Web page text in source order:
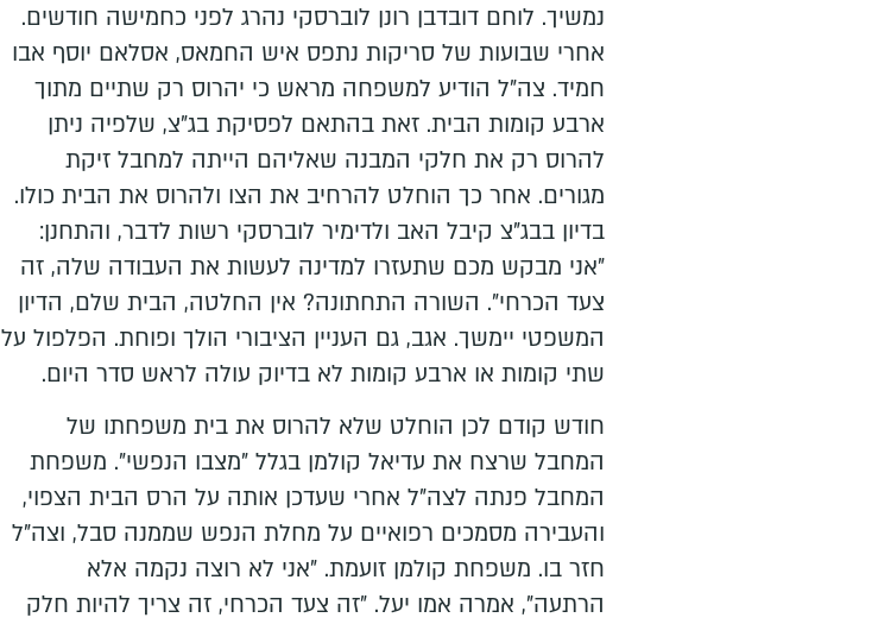
נמשיך. לוחם דובדבן רונן לוברסקי נהרג לפני כחמישה חודשים.
אחרי שבועות של סריקות נתפס איש החמאס, אסלאם יוסף אבו
חמיד. צה"ל הודיע למשפחה מראש כי יהרוס רק שתיים מתוך
ארבע קומות הבית. זאת בהתאם לפסיקת בג"צ, שלפיה ניתן
להרוס רק את חלקי המבנה שאליהם הייתה למחבל זיקת
מגורים. אחר כך הוחלט להרחיב את הצו ולהרוס את הבית כולו.
בדיון בבג"צ קיבל האב ולדימיר לוברסקי רשות לדבר, והתחנן:
"אני מבקש מכם שתעזרו למדינה לעשות את העבודה שלה, זה
צעד הכרחי". השורה התחתונה? אין החלטה, הבית שלם, הדיון
המשפטי יימשך. אגב, גם העניין הציבורי הולך ופוחת. הפלפול על
שתי קומות או ארבע קומות לא בדיוק עולה לראש סדר היום.
חודש קודם לכן הוחלט שלא להרוס את בית משפחתו של
המחבל שרצח את עדיאל קולמן בגלל "מצבו הנפשי". משפחת
המחבל פנתה לצה"ל אחרי שעדכן אותה על הרס הבית הצפוי,
והעבירה מסמכים רפואיים על מחלת הנפש שממנה סבל, וצה"ל
חזר בו. משפחת קולמן זועמת. "אני לא רוצה נקמה אלא
הרתעה", אמרה אמו יעל. "זה צעד הכרחי, זה צריך להיות חלק